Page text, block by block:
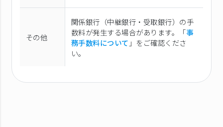
その他
関係銀行（中継銀行・受取銀行）の手
数料が発生する場合があります。「事
務手数料について 」をご確認くださ
い。